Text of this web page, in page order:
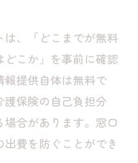
、「どこまでが無料
こか」を事前に確認
提供自体は無料で
護保険の自己負担分
合があります。窓口
費を防ぐことができ